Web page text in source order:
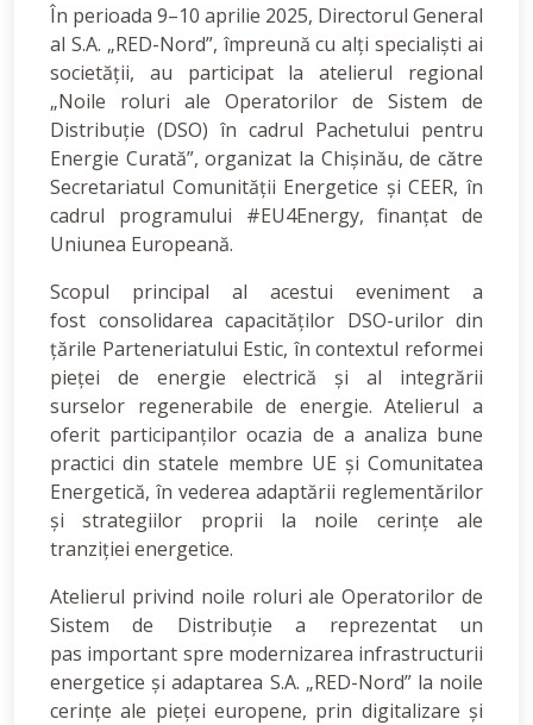
În perioada 9–10 aprilie 2025, Directorul General
al S.A. „RED-Nord”, împreună cu alți specialiști ai
societății, au participat la atelierul regional
„Noile roluri ale Operatorilor de Sistem de
Distribuție (DSO) în cadrul Pachetului pentru
Energie Curată”, organizat la Chișinău, de către
Secretariatul Comunității Energetice și CEER, în
cadrul programului #EU4Energy, finanțat de
Uniunea Europeană.
Scopul principal al acestui eveniment a
fost consolidarea capacităților DSO-urilor din
țările Parteneriatului Estic, în contextul reformei
pieței de energie electrică și al integrării
surselor regenerabile de energie. Atelierul a
oferit participanților ocazia de a analiza bune
practici din statele membre UE și Comunitatea
Energetică, în vederea adaptării reglementărilor
și strategiilor proprii la noile cerințe ale
tranziției energetice.
Atelierul privind noile roluri ale Operatorilor de
Sistem de Distribuție a reprezentat un
pas important spre modernizarea infrastructurii
energetice și adaptarea S.A. „RED-Nord” la noile
cerințe ale pieței europene, prin digitalizare și